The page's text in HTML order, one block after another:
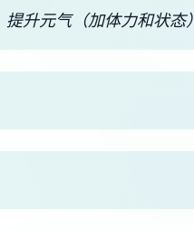
升元气（加体力和状态）